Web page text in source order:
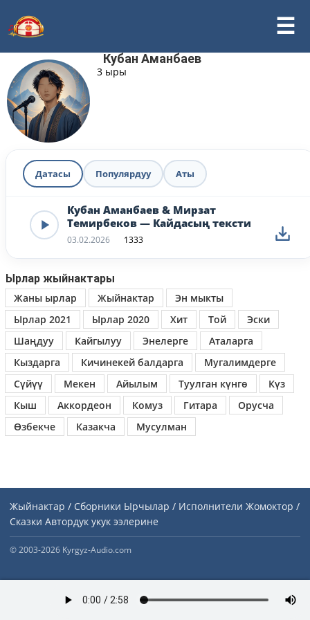
Кубан Аманбаев
3 ыры
Датасы Популярдуу Аты
Кубан Аманбаев & Мирзат
Темирбеков — Кайдасың тексти
03.02.2026 1333
Ырлар жыйнактары
Жаны ырлар
Жыйнактар
Эн мыкты
Ырлар 2021
Ырлар 2020 Хит Той
Эски
Шаңдуу
Кайгылуу Энелерге
Аталарга
Кыздарга
Кичинекей балдарга
Мугалимдерге
Сүйүү
Мекен Айылым Туулган күнгө
Күз
Кыш
Аккордеон Комуз Гитара
Орусча
Өзбекче
Казакча Мусулман
Жыйнактар / Сборники Ырчылар / Исполнители Жомоктор /
Сказки Автордук укук ээлерине
© 2003-2026 Kyrgyz-Audio.com